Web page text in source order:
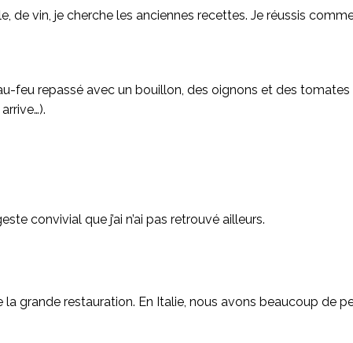
de vin, je cherche les anciennes recettes. Je réussis
feu repassé avec un bouillon, des oignons et des tomates
convivial que j’ai n’ai pas retrouvé ailleurs.
grande restauration. En Italie, nous avons beaucoup de